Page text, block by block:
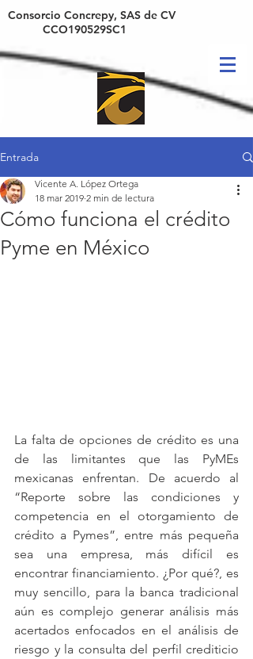
Consorcio Concrepy, SAS de CV
CCO190529SC1
Entrada
Cómo funciona el crédito
Pyme en México
Vicente A. López Ortega
18 mar 2019 2 min de lectura
La falta de opciones de crédito es una
de las limitantes que las PyMEs
mexicanas enfrentan. De acuerdo al
“Reporte sobre las condiciones y
competencia en el otorgamiento de
crédito a Pymes”, entre más pequeña
sea una empresa, más difícil es
encontrar financiamiento. ¿Por qué?, es
muy sencillo, para la banca tradicional
aún es complejo generar análisis más
acertados enfocados en el análisis de
riesgo y la consulta del perfil crediticio